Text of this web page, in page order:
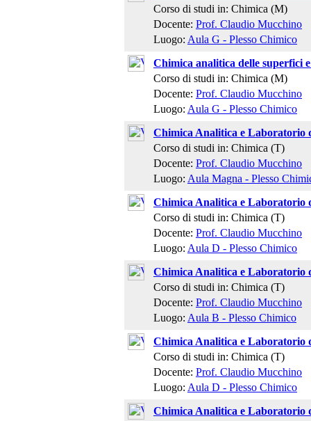
Corso di studi in: Chimica (M)
Docente: Prof. Claudio Mucchino
Luogo: Aula G - Plesso Chimico
Chimica analitica delle superfici
Corso di studi in: Chimica (M)
Docente: Prof. Claudio Mucchino
Luogo: Aula G - Plesso Chimico
Chimica Analitica e Laboratorio
Corso di studi in: Chimica (T)
Docente: Prof. Claudio Mucchino
Luogo: Aula Magna - Plesso
Chimica Analitica e Laboratorio
Corso di studi in: Chimica (T)
Docente: Prof. Claudio Mucchino
Luogo: Aula D - Plesso Chimico
Chimica Analitica e Laboratorio
Corso di studi in: Chimica (T)
Docente: Prof. Claudio Mucchino
Luogo: Aula B - Plesso Chimico
Chimica Analitica e Laboratorio
Corso di studi in: Chimica (T)
Docente: Prof. Claudio Mucchino
Luogo: Aula D - Plesso Chimico
Chimica Analitica e Laboratorio